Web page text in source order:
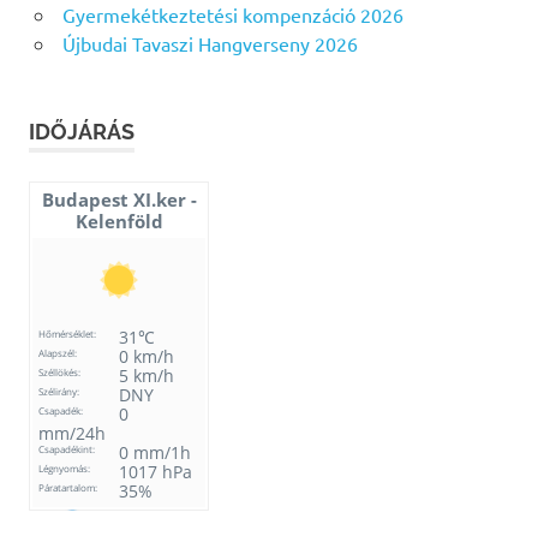
Gyermekétkeztetési kompenzáció 2026
Újbudai Tavaszi Hangverseny 2026
IDŐJÁRÁS